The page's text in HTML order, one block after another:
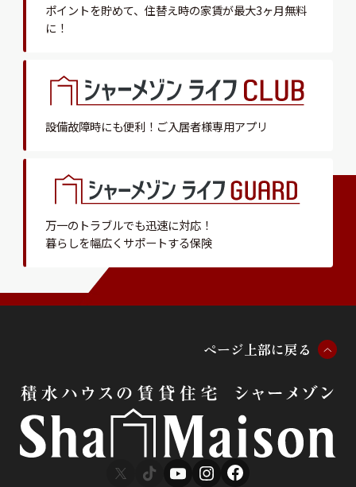
ポイントを貯めて、 住替え時の家賃が最大3ヶ月無料
に！
設備故障時にも便利！ ご入居者様専用アプリ
万一のトラブルでも迅速に対応！
暮らしを幅広くサポートする保険
ページ 上部に戻る